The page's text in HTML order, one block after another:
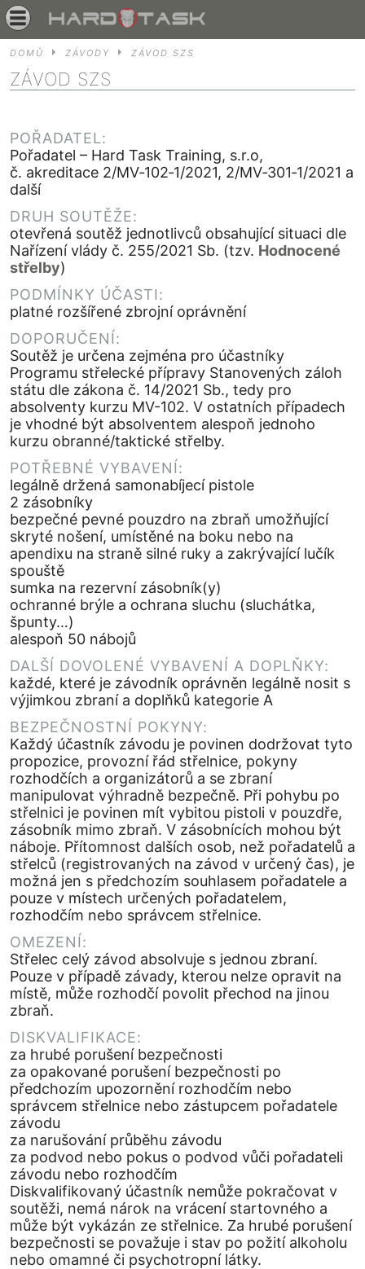
DOMŮ ZÁVODY ZÁVOD SZS
ZÁVOD SZS
POŘADATEL:
Pořadatel – Hard Task Training, s.r.o,
č. akreditace 2/MV‐102‐1/2021, 2/MV‐301‐1/2021 a
další
DRUH SOUTĚŽE:
otevřená soutěž jednotlivců obsahující situaci dle
Nařízení vlády č. 255/2021 Sb. (tzv. Hodnocené
střelby)
PODMÍNKY ÚČASTI:
platné rozšířené zbrojní oprávnění
DOPORUČENÍ:
Soutěž je určena zejména pro účastníky
Programu střelecké přípravy Stanovených záloh
státu dle zákona č. 14/2021 Sb., tedy pro
absolventy kurzu MV-102. V ostatních případech
je vhodné být absolventem alespoň jednoho
kurzu obranné/taktické střelby.
POTŘEBNÉ VYBAVENÍ:
legálně držená samonabíjecí pistole
2 zásobníky
bezpečné pevné pouzdro na zbraň umožňující
skryté nošení, umístěné na boku nebo na
apendixu na straně silné ruky a zakrývající lučík
spouště
sumka na rezervní zásobník(y)
ochranné brýle a ochrana sluchu (sluchátka,
špunty…)
alespoň 50 nábojů
DALŠÍ DOVOLENÉ VYBAVENÍ A DOPLŇKY:
každé, které je závodník oprávněn legálně nosit s
výjimkou zbraní a doplňků kategorie A
BEZPEČNOSTNÍ POKYNY:
Každý účastník závodu je povinen dodržovat tyto
propozice, provozní řád střelnice, pokyny
rozhodčích a organizátorů a se zbraní
manipulovat výhradně bezpečně. Při pohybu po
střelnici je povinen mít vybitou pistoli v pouzdře,
zásobník mimo zbraň. V zásobnících mohou být
náboje. Přítomnost dalších osob, než pořadatelů a
střelců (registrovaných na závod v určený čas), je
možná jen s předchozím souhlasem pořadatele a
pouze v místech určených pořadatelem,
rozhodčím nebo správcem střelnice.
OMEZENÍ:
Střelec celý závod absolvuje s jednou zbraní.
Pouze v případě závady, kterou nelze opravit na
místě, může rozhodčí povolit přechod na jinou
zbraň.
DISKVALIFIKACE:
za hrubé porušení bezpečnosti
za opakované porušení bezpečnosti po
předchozím upozornění rozhodčím nebo
správcem střelnice nebo zástupcem pořadatele
závodu
za narušování průběhu závodu
za podvod nebo pokus o podvod vůči pořadateli
závodu nebo rozhodčím
Diskvalifikovaný účastník nemůže pokračovat v
soutěži, nemá nárok na vrácení startovného a
může být vykázán ze střelnice. Za hrubé porušení
bezpečnosti se považuje i stav po požití alkoholu
nebo omamné či psychotropní látky.